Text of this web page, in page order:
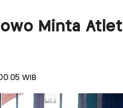
Minta Atlet
WIB